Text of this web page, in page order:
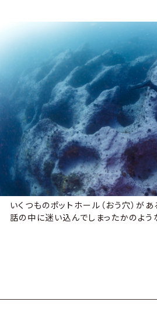
いくつものポットホール（おう穴）が
話の中に迷い込んでしまったかのよ